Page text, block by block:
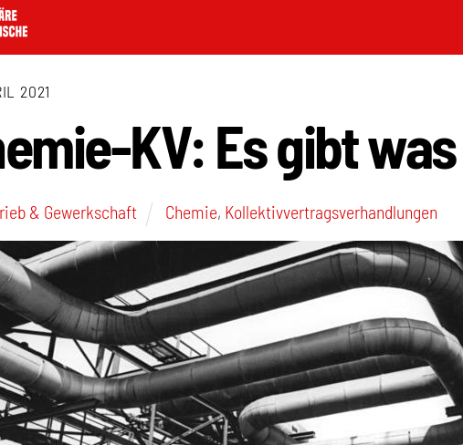
2021
KV: Es gibt
& Gewerkschaft Chemie, Kollektivvertragsverhandlungen